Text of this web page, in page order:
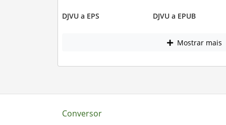
DJVU a EPS DJVU a EPUB
Mostrar mais
Conversor